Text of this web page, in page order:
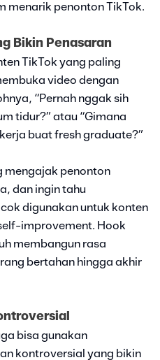
menarik penonton TikTok.
Bikin Penasaran
TikTok yang paling
video dengan
“Pernah nggak sih
tidur?” atau “Gimana
buat fresh graduate?”
mengajak penonton
dan ingin tahu
digunakan untuk konten
improvement. Hook
membangun rasa
bertahan hingga akhir
bisa gunakan
kontroversial yang bikin